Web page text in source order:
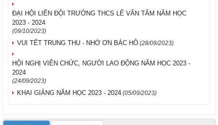
ĐẠI HỘI LIÊN ĐỘI TRƯỜNG THCS LÊ VĂN TÂM NĂM HỌC
2023 - 2024
(09/10/2023)
VUI TẾT TRUNG THU - NHỚ ƠN BÁC HỒ (28/09/2023)
HỘI NGHỊ VIÊN CHỨC, NGƯỜI LAO ĐỘNG NĂM HỌC 2023 -
2024
(24/09/2023)
KHAI GIẢNG NĂM HỌC 2023 - 2024 (05/09/2023)